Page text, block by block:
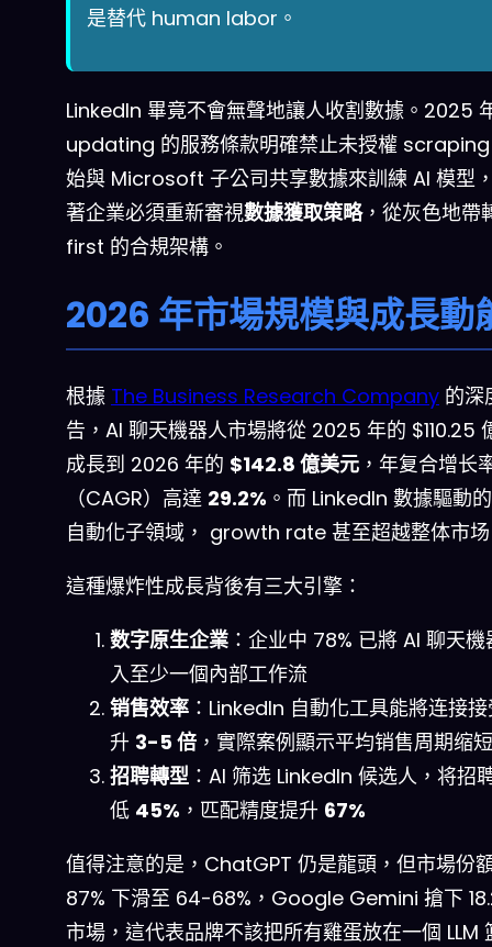
是替代 human labor。
LinkedIn 畢竟不會無聲地讓人收割數據。2025
updating 的服務條款明確禁止未授權
始與 Microsoft 子公司共享數據來訓練 AI 模型
著企業必須重新審視數據獲取策略，從灰色地帶
first 的合規架構。
2026 年市場規模與成長動
根據 The Business Research Company 的深
告，AI 聊天機器人市場將從 2025 年的 $110.25
成長到 2026 年的 $142.8 億美元 ，年复合增长
（CAGR）高達 29.2% 。而 LinkedIn 數據驅動
自動化子領域， growth rate 甚至超越整体市
這種爆炸性成長背後有三大引擎：
数字原生企業 ：企业中 78% 已將 AI 聊天
入至少一個內部工作流
销售效率 ：LinkedIn 自動化工具能將连接
升 3-5 倍 ，實際案例顯示平均销售周期缩
招聘轉型 ：AI 筛选 LinkedIn 候选人，将招
低 45% ，匹配精度提升 67%
值得注意的是，ChatGPT 仍是龍頭，但市場份
87% 下滑至 64-68%，Google Gemini 搶下
市場，這代表品牌不該把所有雞蛋放在一個 LLM